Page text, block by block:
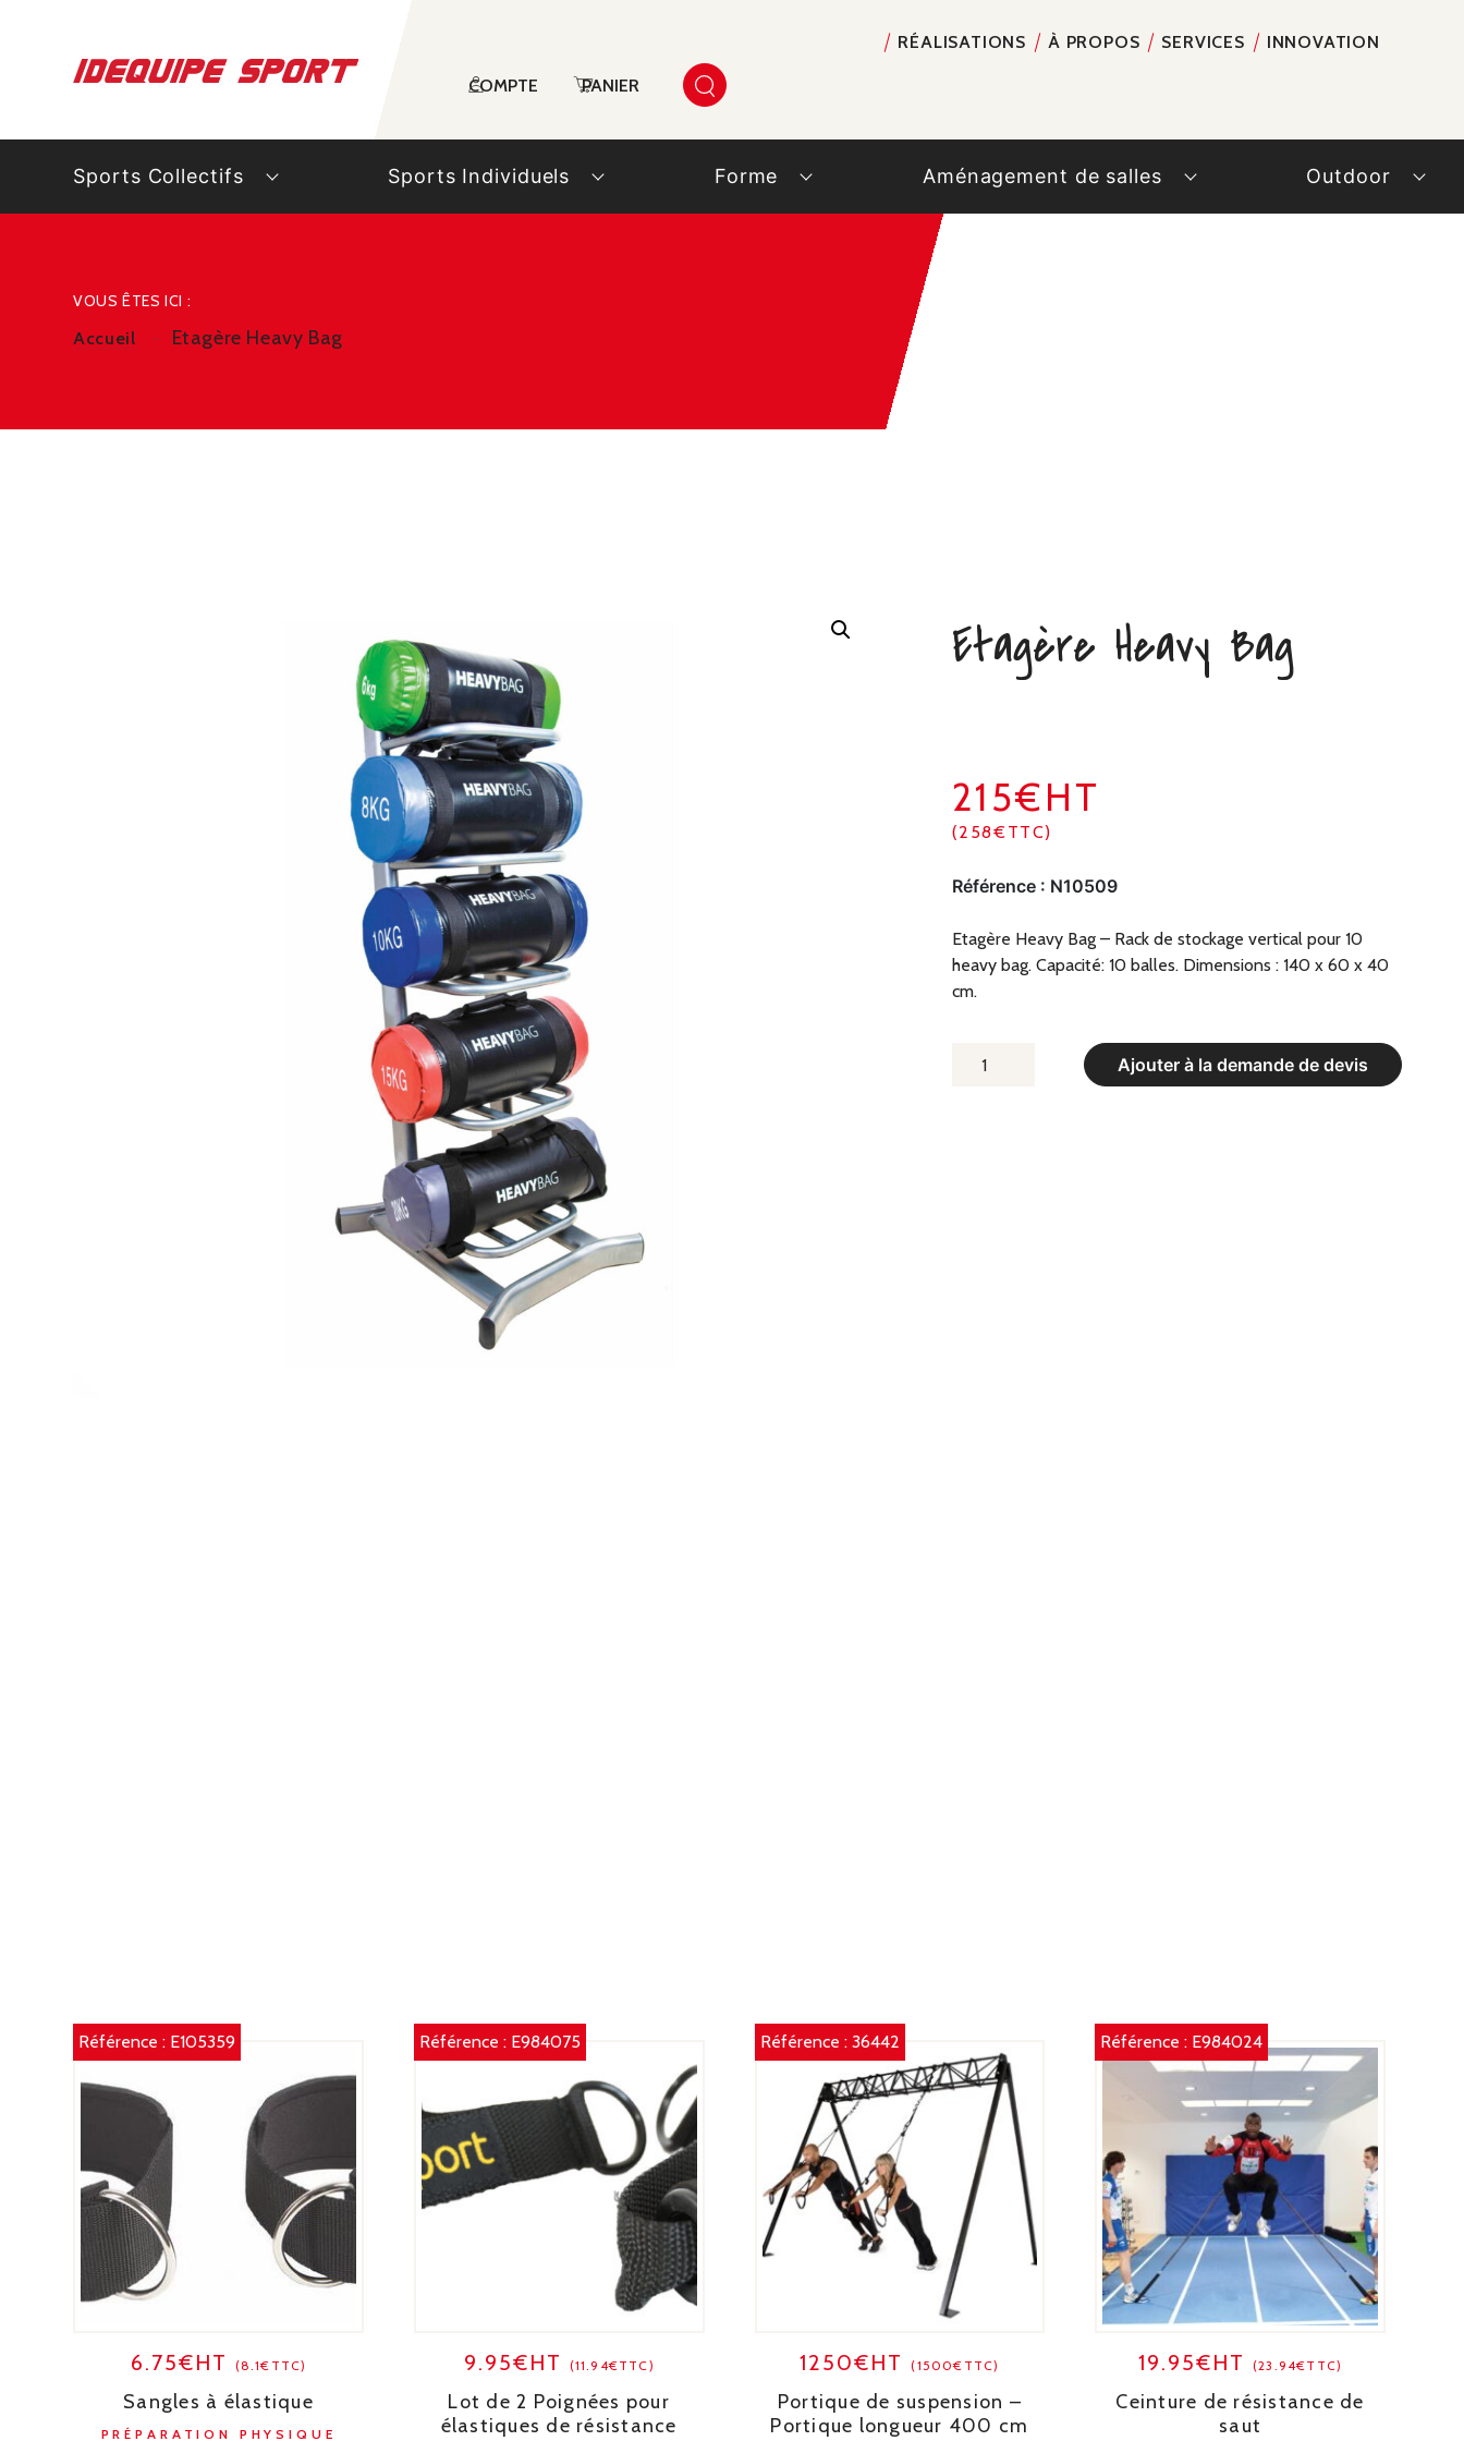
RÉALISATIONS À PROPOS SERVICES INNOVATION
COMPTE PANIER
Sports Collectifs Sports Individuels Forme Aménagement de salles Outdoor
VOUS ÊTES ICI :
Accueil Etagère Heavy Bag
Etagère Heavy Bag
215€HT
(258€TTC)
Référence : N10509
Etagère Heavy Bag – Rack de stockage vertical pour 10
heavy bag. Capacité: 10 balles. Dimensions : 140 x 60 x 40
cm.
Ajouter à la demande de devis
QUANTITÉ
Référence : E105359
6.75€HT (8.1€TTC)
Sangles à élastique
PRÉPARATION PHYSIQUE
Référence : E984075
9.95€HT (11.94€TTC)
Lot de 2 Poignées pour
élastiques de résistance
Référence : 36442
1250€HT(1500€TTC)
Portique de suspension –
Portique longueur 400 cm
Référence : E984024
19.95€HT (23.94€TTC)
Ceinture de résistance de
saut